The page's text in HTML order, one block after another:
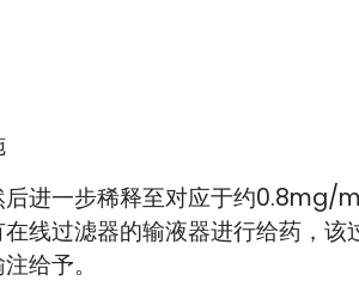
后进一步稀释至对应于约0.8mg/
线过滤器的输液器进行给药，
给予。